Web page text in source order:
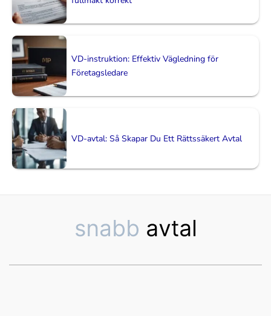
VD-instruktion: Effektiv Vägledning för
Företagsledare
VD-avtal: Så Skapar Du Ett Rättssäkert Avtal